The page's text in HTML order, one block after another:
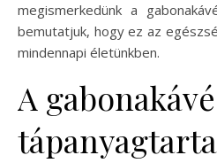
megismerkedünk a
bemutatjuk, hogy ez az
mindennapi életünkben.
A gabonakávé